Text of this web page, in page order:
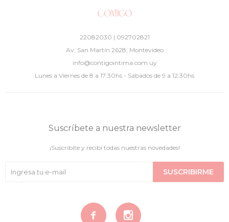
22082030 | 092702821
Av. San Martín 2628, Montevideo
info@contigointima.com.uy
Lunes a Viernes de 8 a 17:30hs - Sábados de 9 a 12:30hs
Suscríbete a nuestra newsletter
¡Suscribite y recibí todas nuestras novedades!
SUSCRIBIRME
 